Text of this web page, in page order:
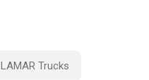
LAMAR Trucks